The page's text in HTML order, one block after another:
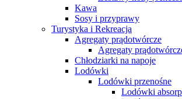
Kawa
Sosy i przyprawy
Turystyka i Rekreacja
Agregaty prądotwórcze
Agregaty
Chłodziarki na napoje
Lodówki
Lodówki przenośne
Lodówki